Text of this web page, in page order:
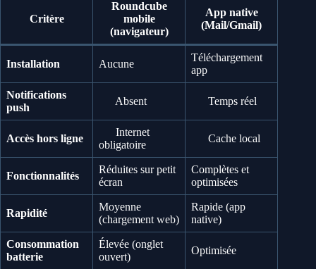
Critère
Roundcube
mobile
(navigateur)
App native
(Mail/Gmail)
Installation Aucune
Téléchargement
app
Notifications
push
Absent Temps réel
Accès hors ligne
Internet
obligatoire
Cache local
Fonctionnalités
Réduites sur petit
écran
Complètes et
optimisées
Rapidité
Moyenne
(chargement web)
Rapide (app
native)
Consommation
batterie
Élevée (onglet
ouvert)
Optimisée